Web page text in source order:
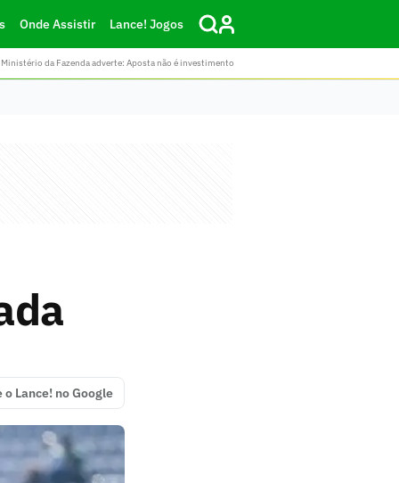
Onde Assistir Lance! Jogos
da Fazenda adverte: Aposta não é investimento
o Lance! no Google